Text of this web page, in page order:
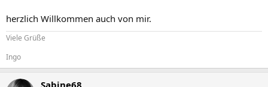
herzlich Willkommen auch von mir.
Viele Grüße
Ingo
Sabine68